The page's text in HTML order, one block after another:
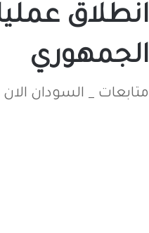
انطلاق
الجمهوري
متابعات _ السودان الان